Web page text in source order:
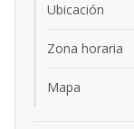
Ubicación
Zona horaria
Mapa